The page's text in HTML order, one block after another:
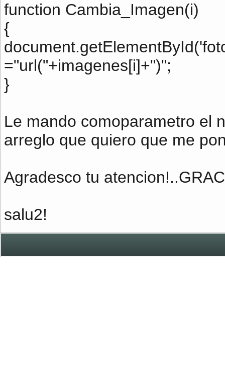
function Cambia_Imagen(i)
{
="url("+imagenes[i]+")";
}
Le mando comoparametro el
arreglo que quiero que me
Agradesco tu
salu2!